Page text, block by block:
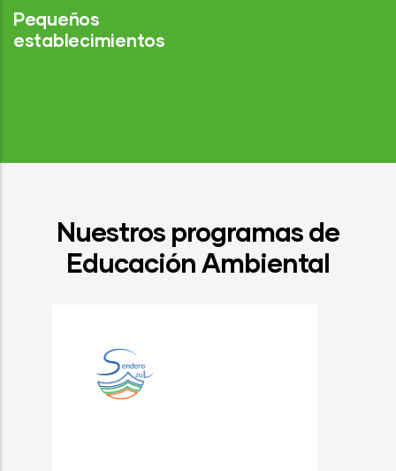
Pequeños
establecimientos
Nuestros programas de
Educación Ambiental